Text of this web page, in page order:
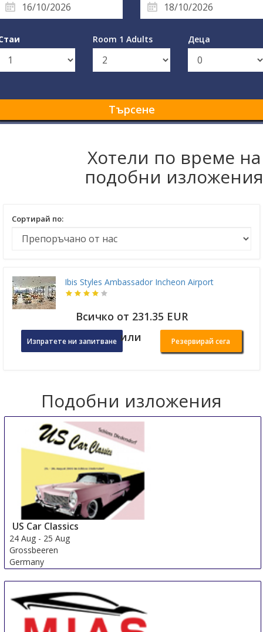
Room 1 Adults Деца
Търсене
Хотели по време на
подобни изложения
Сортирай по:
Ibis Styles Ambassador Incheon Airport
Всичко от 231.35 EUR
Изпратете ни запитване или Резервирай сега
Подобни изложения
US Car Classics
24 Aug - 25 Aug
Grossbeeren
Germany